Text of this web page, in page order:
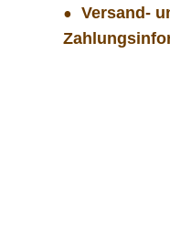
Versand-